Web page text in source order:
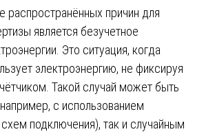
распространённых причин для
является безучетное
Это ситуация, когда
электроэнергию, не фиксируя
Такой случай может быть
с использованием
подключения), так и случайным